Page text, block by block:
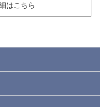
はこちら